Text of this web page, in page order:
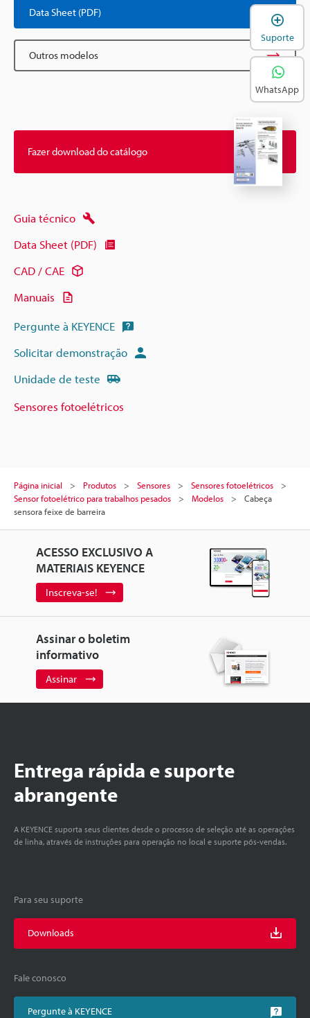
Data Sheet (PDF)
Outros modelos
Fazer download do catálogo
Guia técnico
Data Sheet (PDF)
CAD / CAE
Manuais
Pergunte à KEYENCE
Solicitar demonstração
Unidade de teste
Sensores fotoelétricos
Página inicial Produtos Sensores
Sensores fotoelétricos
Sensor fotoelétrico para trabalhos pesados
Modelos
Cabeça
sensora feixe de barreira
ACESSO EXCLUSIVO A
MATERIAIS KEYENCE
Inscreva-se!
Assinar o boletim
informativo
Assinar
Entrega rápida e suporte
abrangente
A KEYENCE suporta seus clientes desde o processo de seleção até as operações
de linha, através de instruções para operação no local e suporte pós-vendas.
Para seu suporte
Downloads
Fale conosco
Pergunte à KEYENCE
Suporte
WhatsApp